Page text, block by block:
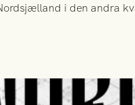
i den andra